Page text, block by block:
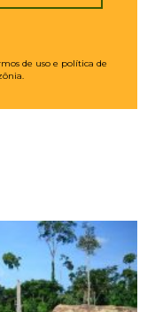
de uso e política de